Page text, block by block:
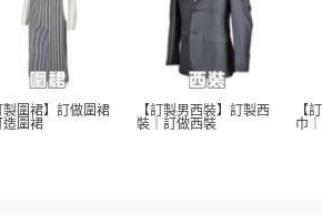
製圍裙】訂做圍裙
造圍裙
【訂製男西裝】訂製西
裝｜訂做西裝
【
巾